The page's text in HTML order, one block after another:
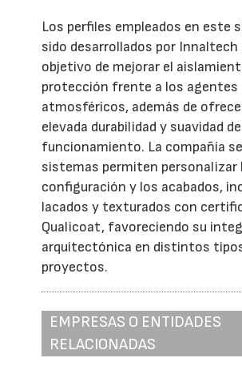
Los perfiles empleados en este
sido desarrollados por Innaltech
objetivo de mejorar el
protección frente a los agentes
atmosféricos, además de
elevada durabilidad y suavidad de
funcionamiento. La compañía
sistemas permiten personalizar
configuración y los acabados,
lacados y texturados con
Qualicoat, favoreciendo su
arquitectónica en distintos
proyectos.
EMPRESAS O ENTIDADES
RELACIONADAS